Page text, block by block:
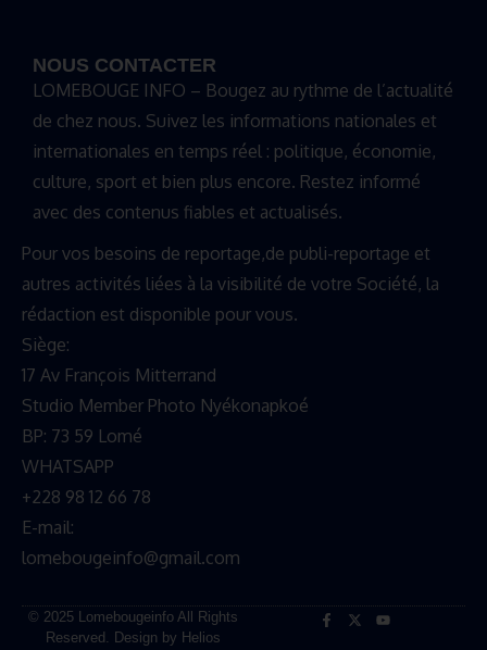
NOUS CONTACTER
LOMEBOUGE INFO – Bougez au rythme de l’actualité
de chez nous. Suivez les informations nationales et
internationales en temps réel : politique, économie,
culture, sport et bien plus encore. Restez informé
avec des contenus fiables et actualisés.
Pour vos besoins de reportage,de publi-reportage et
autres activités liées à la visibilité de votre Société, la
rédaction est disponible pour vous.
Siège:
17 Av François Mitterrand
Studio Member Photo Nyékonapkoé
BP: 73 59 Lomé
WHATSAPP ‪
+228 98 12 66 78
E-mail:
lomebougeinfo@gmail.com
© 2025 Lomebougeinfo All Rights
Reserved. Design by Helios